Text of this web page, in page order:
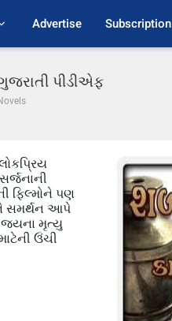
Advertise Subscription
પીડીએફ
ફિલ્મોને પણ
સમર્થન આપે
જયના મૃત્યુ
ઉંચી